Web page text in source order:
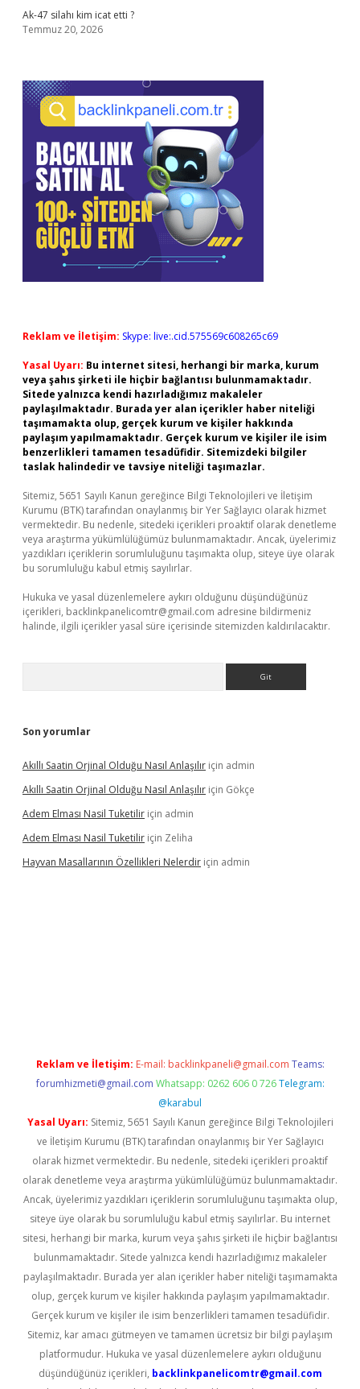
Ak-47 silahı kim icat etti ?
Temmuz 20, 2026
Reklam ve İletişim: Skype: live:.cid.575569c608265c69
Yasal Uyarı: Bu internet sitesi, herhangi bir marka, kurum
veya şahıs şirketi ile hiçbir bağlantısı bulunmamaktadır.
Sitede yalnızca kendi hazırladığımız makaleler
paylaşılmaktadır. Burada yer alan içerikler haber niteliği
taşımamakta olup, gerçek kurum ve kişiler hakkında
paylaşım yapılmamaktadır. Gerçek kurum ve kişiler ile isim
benzerlikleri tamamen tesadüfidir. Sitemizdeki bilgiler
taslak halindedir ve tavsiye niteliği taşımazlar.
Sitemiz, 5651 Sayılı Kanun gereğince Bilgi Teknolojileri ve İletişim
Kurumu (BTK) tarafından onaylanmış bir Yer Sağlayıcı olarak hizmet
vermektedir. Bu nedenle, sitedeki içerikleri proaktif olarak denetleme
veya araştırma yükümlülüğümüz bulunmamaktadır. Ancak, üyelerimiz
yazdıkları içeriklerin sorumluluğunu taşımakta olup, siteye üye olarak
bu sorumluluğu kabul etmiş sayılırlar.
Hukuka ve yasal düzenlemelere aykırı olduğunu düşündüğünüz
içerikleri, backlinkpanelicomtr@gmail.com adresine bildirmeniz
halinde, ilgili içerikler yasal süre içerisinde sitemizden kaldırılacaktır.
Son yorumlar
Akıllı Saatin Orjinal Olduğu Nasıl Anlaşılır için admin
Akıllı Saatin Orjinal Olduğu Nasıl Anlaşılır için Gökçe
Adem Elması Nasil Tuketilir için admin
Adem Elması Nasil Tuketilir için Zeliha
Hayvan Masallarının Özellikleri Nelerdir için admin
Reklam ve İletişim: E-mail: backlinkpaneli@gmail.com Teams:
forumhizmeti@gmail.com Whatsapp: 0262 606 0 726 Telegram:
@karabul
Yasal Uyarı: Sitemiz, 5651 Sayılı Kanun gereğince Bilgi Teknolojileri
ve İletişim Kurumu (BTK) tarafından onaylanmış bir Yer Sağlayıcı
olarak hizmet vermektedir. Bu nedenle, sitedeki içerikleri proaktif
olarak denetleme veya araştırma yükümlülüğümüz bulunmamaktadır.
Ancak, üyelerimiz yazdıkları içeriklerin sorumluluğunu taşımakta olup,
siteye üye olarak bu sorumluluğu kabul etmiş sayılırlar. Bu internet
sitesi, herhangi bir marka, kurum veya şahıs şirketi ile hiçbir bağlantısı
bulunmamaktadır. Sitede yalnızca kendi hazırladığımız makaleler
paylaşılmaktadır. Burada yer alan içerikler haber niteliği taşımamakta
olup, gerçek kurum ve kişiler hakkında paylaşım yapılmamaktadır.
Gerçek kurum ve kişiler ile isim benzerlikleri tamamen tesadüfidir.
Sitemiz, kar amacı gütmeyen ve tamamen ücretsiz bir bilgi paylaşım
platformudur. Hukuka ve yasal düzenlemelere aykırı olduğunu
düşündüğünüz içerikleri, backlinkpanelicomtr@gmail.com